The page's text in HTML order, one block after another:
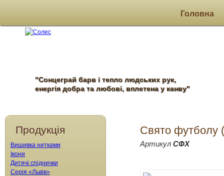
Головна
"Сонцеграй барв і тепло людських рук,
енергія добра та любові, вплетена у канву"
Свято футболу
Артикул СФХ
Продукція
Вишивка нитками
Ікони
Дитячі спіднички
Серія «Львів»